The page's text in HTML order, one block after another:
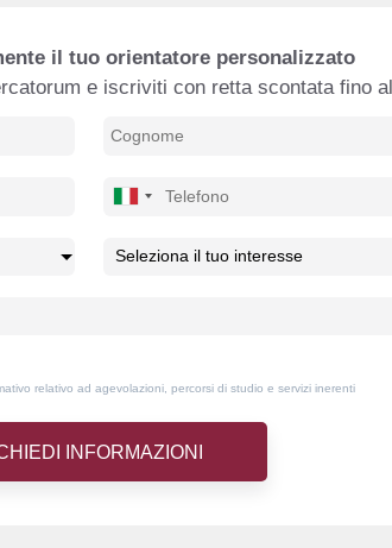
il tuo orientatore personalizzato
e iscriviti con retta scontata fino
relativo ad agevolazioni, percorsi di studio e servizi inerenti